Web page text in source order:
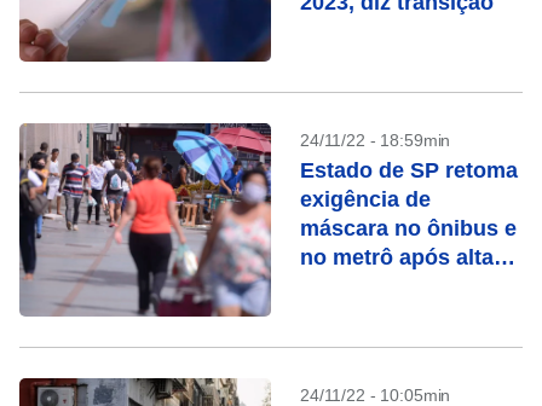
24/11/22 - 18:59min
Estado de SP retoma
exigência de
máscara no ônibus e
no metrô após alta
24/11/22 - 10:05min